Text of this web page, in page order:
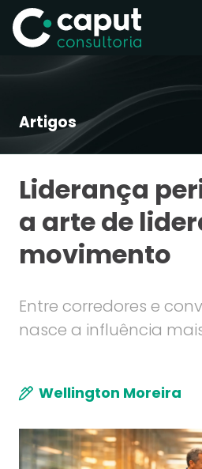
Artigos
Liderança
a arte de
movimento
Entre corredores e
nasce a influência
Wellington Moreira